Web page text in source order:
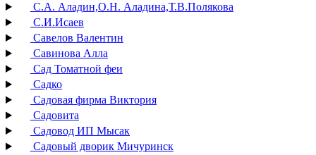
С.А. Аладин,О.Н. Аладина,Т.В.Полякова
С.И.Исаев
Савелов Валентин
Савинова Алла
Сад Томатной феи
Садко
Садовая фирма Виктория
Садовита
Садовод ИП Мысак
Садовый дворик Мичуринск